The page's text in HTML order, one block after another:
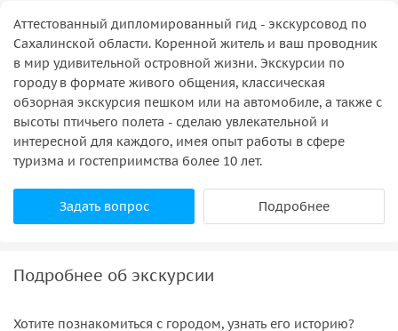
Аттестованный дипломированный гид - экскурсовод по
Сахалинской области. Коренной житель и ваш проводник
в мир удивительной островной жизни. Экскурсии по
городу в формате живого общения, классическая
обзорная экскурсия пешком или на автомобиле, а также с
высоты птичьего полета - сделаю увлекательной и
интересной для каждого, имея опыт работы в сфере
туризма и гостеприимства более 10 лет.
Задать вопрос Подробнее
Подробнее об экскурсии
Хотите познакомиться с городом, узнать его историю?